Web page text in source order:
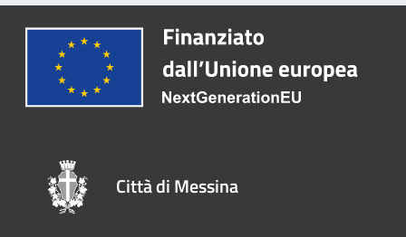
Città di Messina